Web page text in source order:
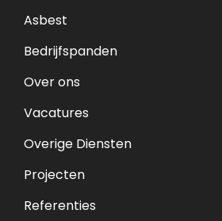
Asbest
Bedrijfspanden
Over ons
Vacatures
Overige Diensten
Projecten
Referenties